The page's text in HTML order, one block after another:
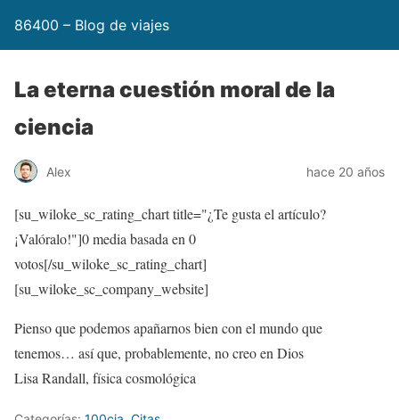
86400 – Blog de viajes
La eterna cuestión moral de la
ciencia
Alex hace 20 años
[su_wiloke_sc_rating_chart title="¿Te gusta el artículo?
¡Valóralo!"]0media basada en 0
votos[/su_wiloke_sc_rating_chart]
[su_wiloke_sc_company_website]
Pienso que podemos apañarnos bien con el mundo que
tenemos… así que, probablemente, no creo en Dios
Lisa Randall, física cosmológica